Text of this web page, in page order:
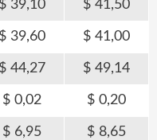
39,10 41,50
39,60 41,00
44,27 49,14
0,02 0,20
6,95 8,65